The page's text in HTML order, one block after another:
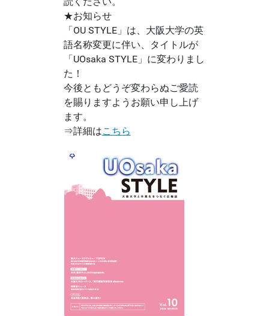
★お知らせ
「OU STYLE」は、大阪大学の英
語名称変更に伴い、タイトルが
「UOsaka STYLE」に変わりまし
た！
今後ともどうぞ変わらぬご愛読
を賜りますようお願い申し上げ
ます。
⇒詳細はこちら